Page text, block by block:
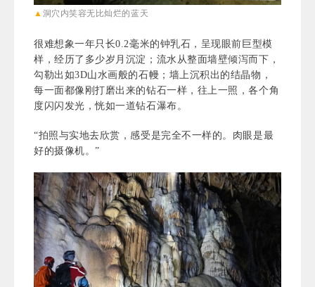
▲ 洞穴内笑容无比灿烂的蓝天
很难想象一年只长0.2毫米的钟乳石，呈现眼前巨型模
样，经历了多少岁月沉淀；流水从整面墙壁倾泻而下，
勾勒出如3D山水画般的石幔；墙上沉积出的结晶物，
每一面都像刚打磨出来的钻石一样，往上一照，各个角
度闪闪发光，恍如一道钻石瀑布。
“拍照与实地去欣赏，感受是完全不一样的。肉眼是最
好的摄像机。”